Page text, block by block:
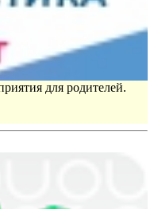
для родителей.